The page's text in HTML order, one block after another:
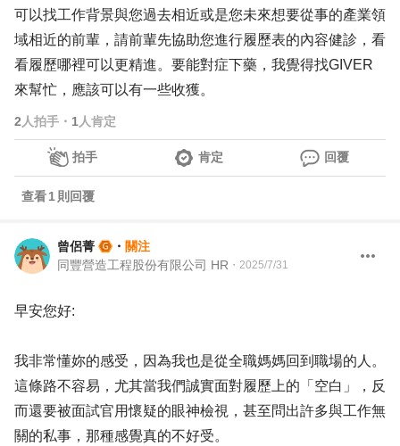
可以找工作背景與您過去相近或是您未來想要從事的產業領
域相近的前輩，請前輩先協助您進行履歷表的內容健診，看
看履歷哪裡可以更精進。要能對症下藥，我覺得找GIVER
來幫忙，應該可以有一些收獲。
2 人拍手 ・ 1 人肯定
拍手 肯定 回覆
查看1 則回覆
曾侶菁 ・ 關注
同豐營造工程股份有限公司 HR ・ 2025/7/31
早安您好:
我非常懂妳的感受，因為我也是從全職媽媽回到職場的人。
這條路不容易，尤其當我們誠實面對履歷上的「空白」，反
而還要被面試官用懷疑的眼神檢視，甚至問出許多與工作無
關的私事，那種感覺真的不好受。